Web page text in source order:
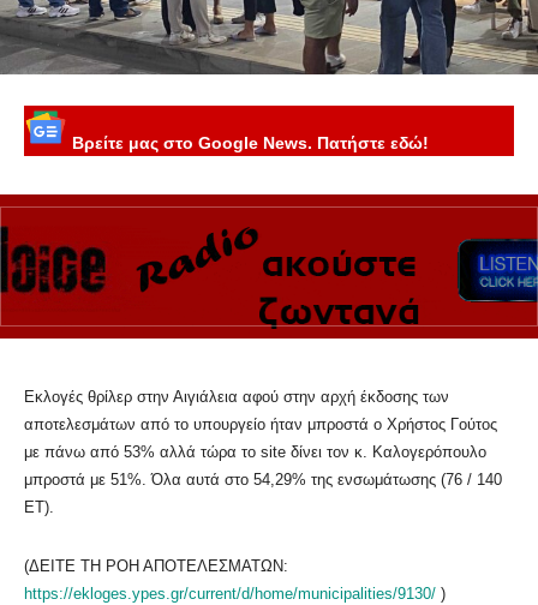
Βρείτε μας στο Google News. Πατήστε εδώ!
Εκλογές θρίλερ στην Αιγιάλεια αφού στην αρχή έκδοσης των
αποτελεσμάτων από το υπουργείο ήταν μπροστά ο Χρήστος Γούτος
με πάνω από 53% αλλά τώρα το site δίνει τον κ. Καλογερόπουλο
μπροστά με 51%. Όλα αυτά στο 54,29% της ενσωμάτωσης (76 / 140
ΕΤ).
(ΔΕΙΤΕ ΤΗ ΡΟΗ ΑΠΟΤΕΛΕΣΜΑΤΩΝ:
https://ekloges.ypes.gr/current/d/home/municipalities/9130/ )